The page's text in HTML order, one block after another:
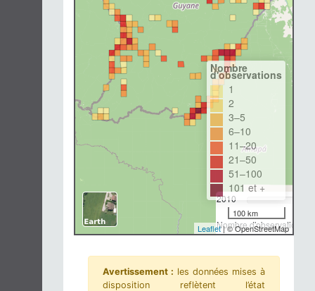
2010
Nombre d'observations-
Nombre
d'observations
1
2
3–5
6–10
11–20
21–50
51–100
101 et +
100 km
Leaflet| © OpenStreetMap
Avertissement : les données mises à
disposition reflètent l’état